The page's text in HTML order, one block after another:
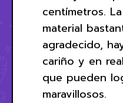
centímetros.
material
agradecido,
cariño y en
que pueden
maravillosos.